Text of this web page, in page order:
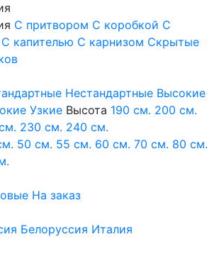
С притвором С коробкой С
С капителью С карнизом Скрытые
Нестандартные Высокие
Узкие Высота 190 см. 200 см.
230 см. 240 см.
50 см. 55 см. 60 см. 70 см. 80 см.
На заказ
Белоруссия Италия